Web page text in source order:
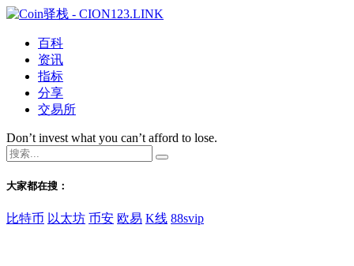
百科
资讯
指标
分享
交易所
Don’t invest what you can’t afford to lose.
大家都在搜：
比特币 以太坊 币安 欧易 K线 88svip